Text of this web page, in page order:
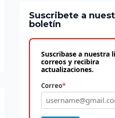
Suscribete a
boletín
Suscribase a nuestra
correos y recibira
actualizaciones.
Correo*